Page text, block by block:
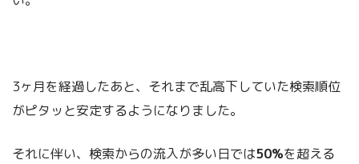
3ヶ月を経過したあと、それまで乱高下していた検索順位
がピタッと安定するようになりました。
それに伴い、検索からの流入が多い日では50%を超える